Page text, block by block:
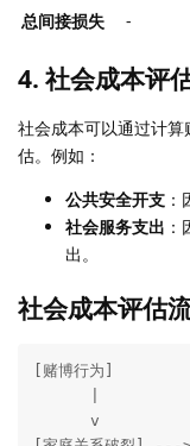
总间接损失
-
4. 社会成本评
社会成本可以通过计
估。例如：
公共安全开支
社会服务支出
出。
社会成本评估
[赌博行为]
      v